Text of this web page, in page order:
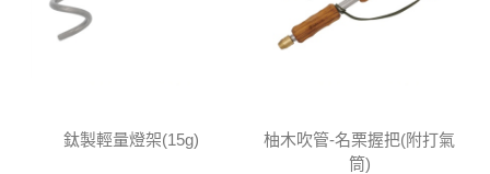
鈦製輕量燈架(15g)
柚木吹管-名栗握把(附打氣
筒)